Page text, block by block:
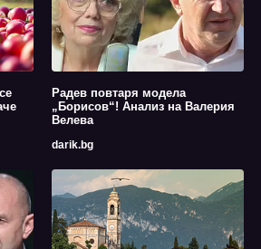
Радев повтаря модела
„Борисов“! Анализ на Валерия
Велева
darik.bg